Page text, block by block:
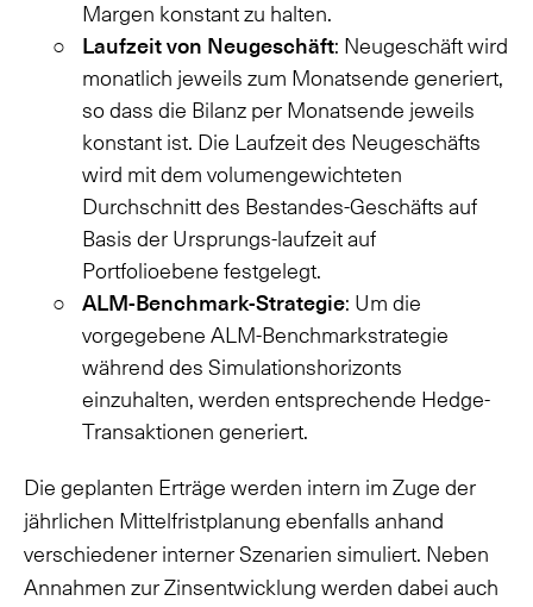
Margen konstant zu halten.
Laufzeit von Neugeschäft: Neugeschäft wird
monatlich jeweils zum Monatsende generiert,
so dass die Bilanz per Monatsende jeweils
konstant ist. Die Laufzeit des Neugeschäfts
wird mit dem volumengewichteten
Durchschnitt des Bestandes-Geschäfts auf
Basis der Ursprungs-laufzeit auf
Portfolioebene festgelegt.
ALM-Benchmark-Strategie: Um die
vorgegebene ALM-Benchmarkstrategie
während des Simulationshorizonts
einzuhalten, werden entsprechende Hedge-
Transaktionen generiert.
Die geplanten Erträge werden intern im Zuge der
jährlichen Mittelfristplanung ebenfalls anhand
verschiedener interner Szenarien simuliert. Neben
Annahmen zur Zinsentwicklung werden dabei auch